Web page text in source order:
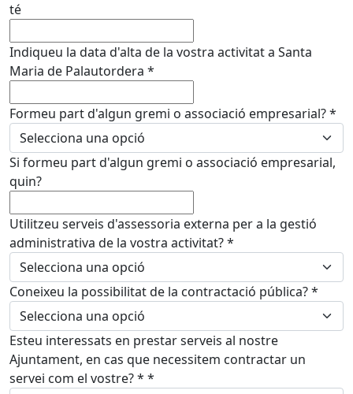
té
Indiqueu la data d'alta de la vostra activitat a Santa
Maria de Palautordera *
Formeu part d'algun gremi o associació empresarial?*
Si formeu part d'algun gremi o associació empresarial,
quin?
Utilitzeu serveis d'assessoria externa per a la gestió
administrativa de la vostra activitat?*
Coneixeu la possibilitat de la contractació pública?*
Esteu interessats en prestar serveis al nostre
Ajuntament, en cas que necessitem contractar un
servei com el vostre? * *